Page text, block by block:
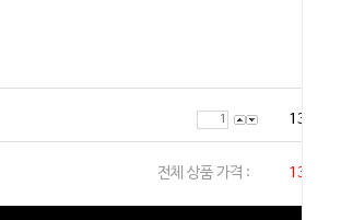
13,000
전체 상품 가격 : 13,000